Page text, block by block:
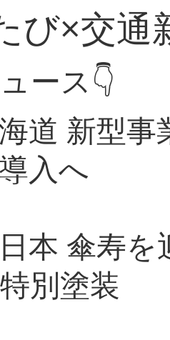
び×交通
ース👇
道 新型
入へ
本 傘寿
別塗装